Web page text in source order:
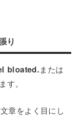
り
bloated.または
す。
章をよく目にし